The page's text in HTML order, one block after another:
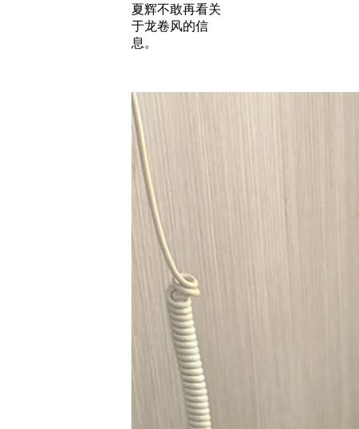
夏辉不敢再看关
于龙卷风的信
息。